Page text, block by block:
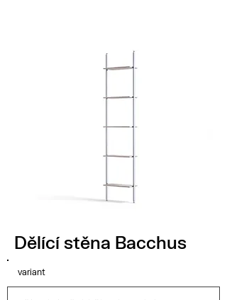
Dělící stěna Bacchus
variant